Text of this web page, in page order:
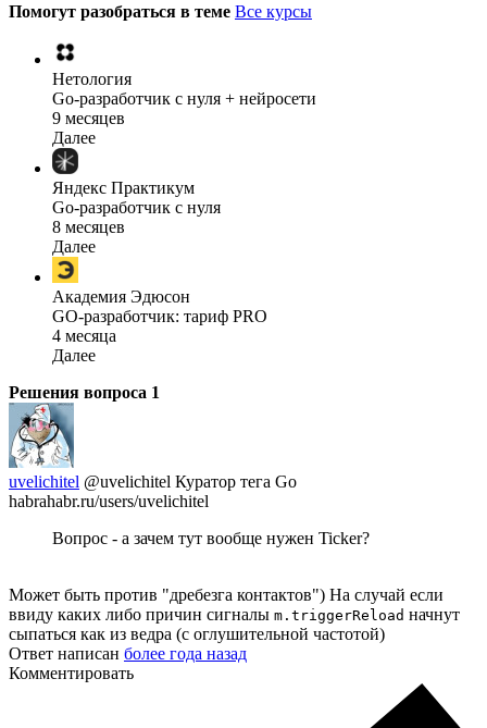
Помогут разобраться в теме Все курсы
Нетология
Go-разработчик с нуля + нейросети
9 месяцев
Далее
Яндекс Практикум
Go-разработчик с нуля
8 месяцев
Далее
Академия Эдюсон
GO-разработчик: тариф PRO
4 месяца
Далее
Решения вопроса 1
uvelichitel @uvelichitel Куратор тега Go
habrahabr.ru/users/uvelichitel
Вопрос - а зачем тут вообще нужен Ticker?
Может быть против "дребезга контактов") На случай если
ввиду каких либо причин сигналы m.triggerReload начнут
сыпаться как из ведра (с оглушительной частотой)
Ответ написан более года назад
Комментировать